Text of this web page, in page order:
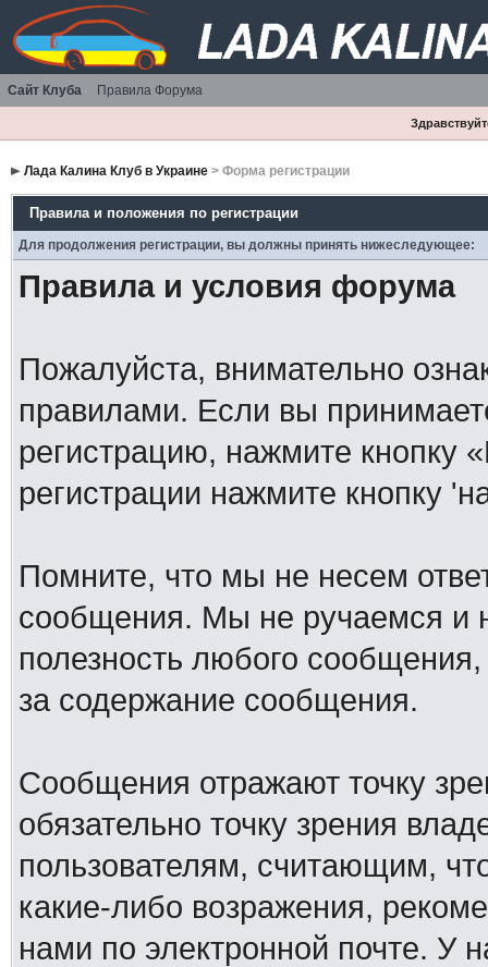
Сайт Клуба Правила Форума
Лада Калина Клуб в Украине> Форма регистрации
Правила и положения по регистрации
Для продолжения регистрации, вы должны принять нижеследующее:
Правила и условия форума
Пожалуйста, внимательно
правилами. Если вы
регистрацию, нажмите кнопку
регистрации нажмите кнопку
Помните, что мы не несем
сообщения. Мы не ручаемся и
полезность любого
за содержание сообщения.
Сообщения отражают точку
обязательно точку зрения
пользователям, считающим,
какие-либо возражения,
нами по электронной почте. У